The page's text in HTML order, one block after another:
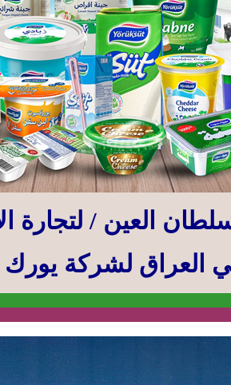
العين / لتجارة
العراق لشركة